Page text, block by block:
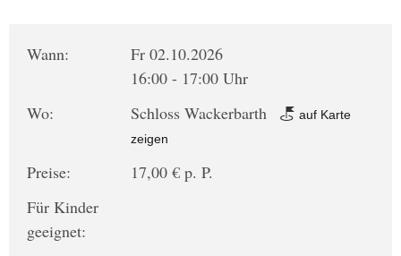
Wann:
Fr 02.10.2026
16:00 - 17:00 Uhr
Wo:
Schloss Wackerbarth
auf Karte
zeigen
Preise:
17,00 € p. P.
Für Kinder
geeignet: